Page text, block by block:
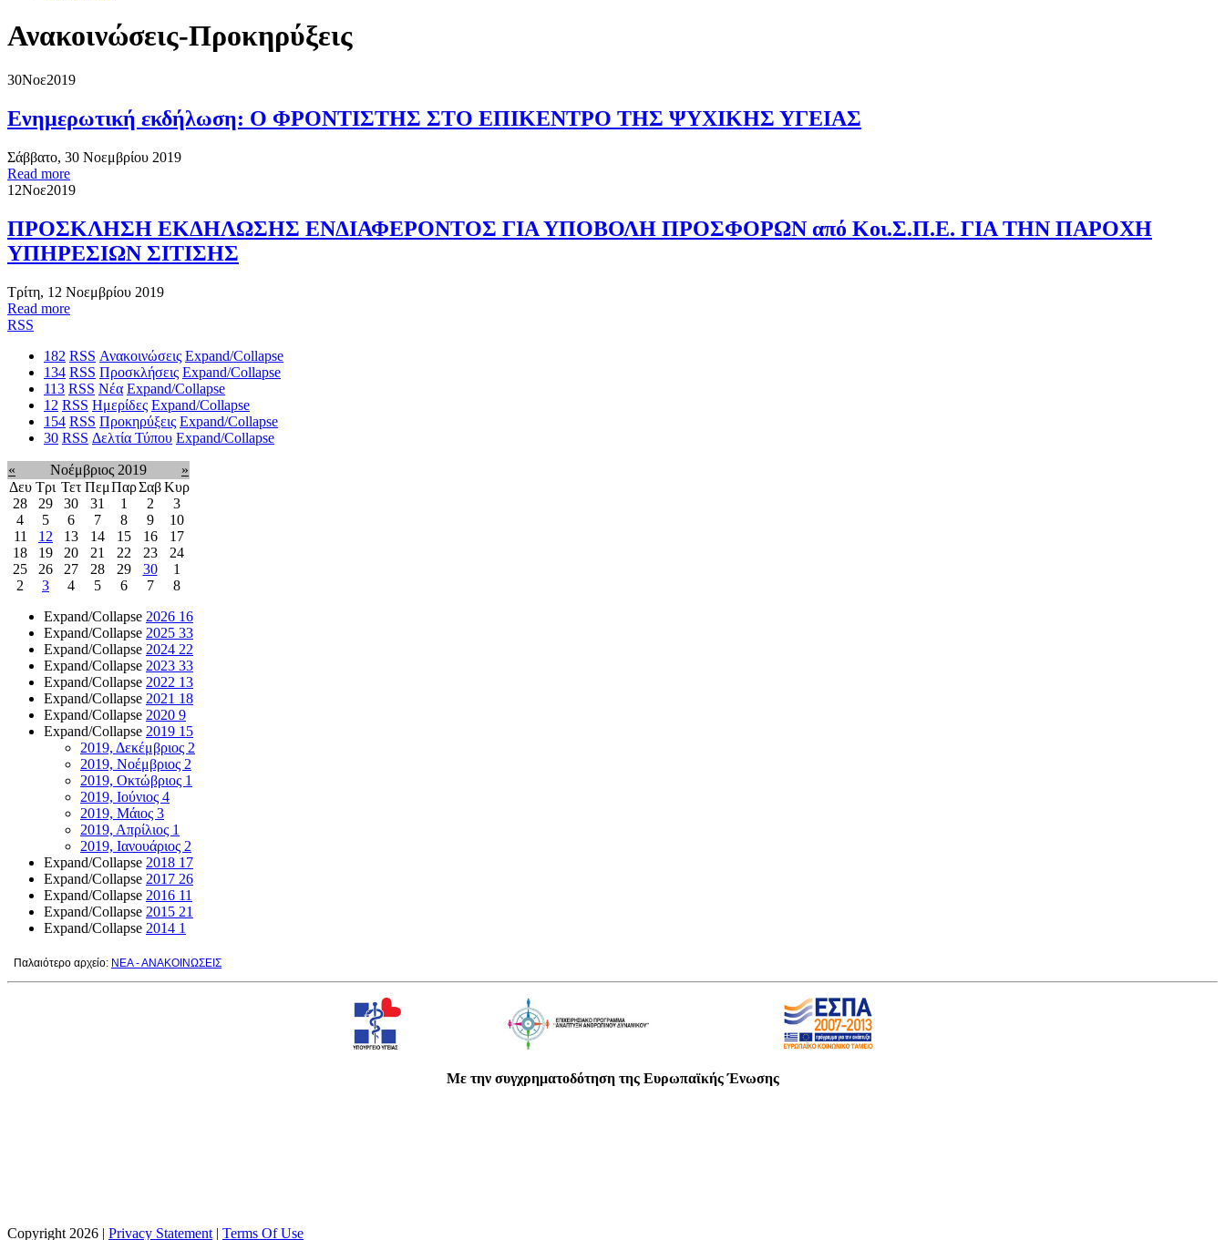
Ανακοινώσεις-Προκηρύξεις
30Νοε2019
Ενημερωτική εκδήλωση: Ο ΦΡΟΝΤΙΣΤΗΣ ΣΤΟ ΕΠΙΚΕΝΤΡΟ ΤΗΣ ΨΥΧΙΚΗΣ ΥΓΕΙΑΣ
Σάββατο, 30 Νοεμβρίου 2019
Read more
12Νοε2019
ΠΡΟΣΚΛΗΣΗ ΕΚΔΗΛΩΣΗΣ ΕΝΔΙΑΦΕΡΟΝΤΟΣ ΓΙΑ ΥΠΟΒΟΛΗ ΠΡΟΣΦΟΡΩΝ από Κοι.Σ.Π.Ε. ΓΙΑ ΤΗΝ ΠΑΡΟΧΗ
ΥΠΗΡΕΣΙΩΝ ΣΙΤΙΣΗΣ
Τρίτη, 12 Νοεμβρίου 2019
Read more
RSS
182 RSS Ανακοινώσεις Expand/Collapse
134 RSS Προσκλήσεις Expand/Collapse
113 RSS Νέα Expand/Collapse
12 RSS Ημερίδες Expand/Collapse
154 RSS Προκηρύξεις Expand/Collapse
30 RSS Δελτία Τύπου Expand/Collapse
« Νοέμβριος 2019
»
Δευ Τρι Τετ ΠεμΠαρΣαβΚυρ
28
29 30 31 1 2
3
4
5 6 7 8 9
10
11
12 13 14 15 16
17
18
19 20 21 22 23
24
25
26 27 28 29 30
1
2
3 4 5 6 7
8
Expand/Collapse 2026 16
Expand/Collapse 2025 33
Expand/Collapse 2024 22
Expand/Collapse 2023 33
Expand/Collapse 2022 13
Expand/Collapse 2021 18
Expand/Collapse 2020 9
Expand/Collapse 2019 15
2019, Δεκέμβριος 2
2019, Νοέμβριος 2
2019, Οκτώβριος 1
2019, Ιούνιος 4
2019, Μάιος 3
2019, Απρίλιος 1
2019, Ιανουάριος 2
Expand/Collapse 2018 17
Expand/Collapse 2017 26
Expand/Collapse 2016 11
Expand/Collapse 2015 21
Expand/Collapse 2014 1
Παλαιότερο αρχείο: ΝΕΑ - ΑΝΑΚΟΙΝΩΣΕΙΣ
Με την συγχρηματοδότηση της Ευρωπαϊκής Ένωσης
Copyright 2026 | Privacy Statement | Terms Of Use